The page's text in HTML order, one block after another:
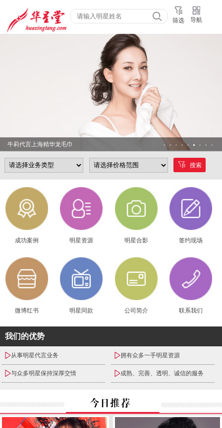
筛选 导航
牛莉代言上海精华龙毛巾
搜索
成功案例 明星资源 明星合影 签约现场
微博红书 明星同款 公司简介 联系我们
我们的优势
从事明星代言业务 拥有众多一手明星资源
与众多明星保持深厚交情 成熟、完善、透明、诚信的服务